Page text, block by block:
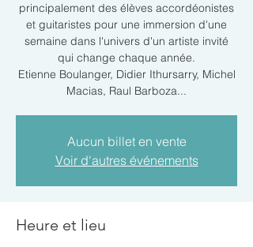
principalement des élèves accordéonistes
et guitaristes pour une immersion d'une
semaine dans l'univers d'un artiste invité
qui change chaque année.
Etienne Boulanger, Didier Ithursarry, Michel
Macias, Raul Barboza...
Aucun billet en vente
Voir d'autres événements
Heure et lieu